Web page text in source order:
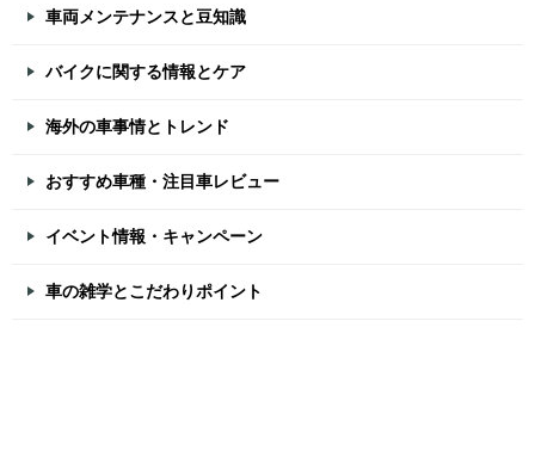
車両メンテナンスと豆知識
バイクに関する情報とケア
海外の車事情とトレンド
おすすめ車種・注目車レビュー
イベント情報・キャンペーン
車の雑学とこだわりポイント